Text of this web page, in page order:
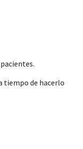
tiempo de hacerlo